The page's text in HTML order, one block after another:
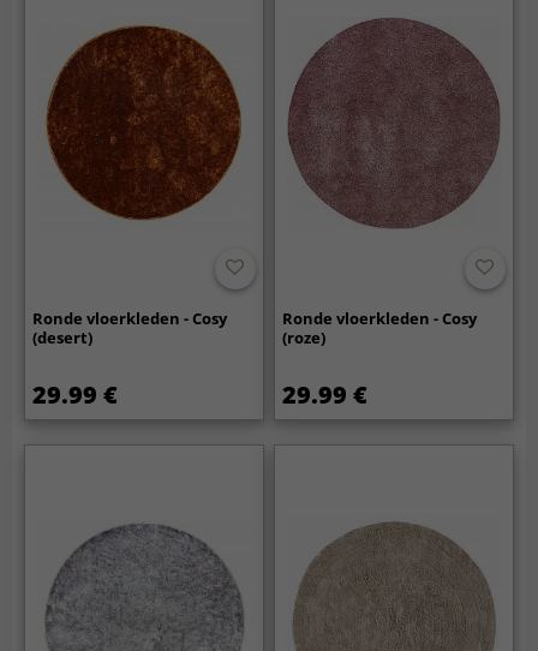
Ronde vloerkleden - Cosy
(desert)
29.99 €
Ronde vloerkleden - Cosy
(roze)
29.99 €